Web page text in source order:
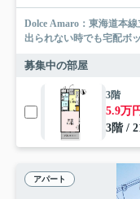
Dolce Amaro：東海道本
出られない時でも宅配ボ
募集中の部屋
3階
5.9万
3階 /
アパート